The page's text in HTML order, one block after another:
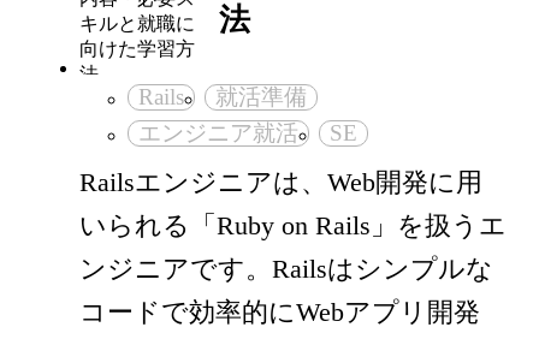
法
Rails
就活準備
エンジニア就活
SE
Railsエンジニアは、Web開発に用
いられる「Ruby on Rails」を扱うエ
ンジニアです。Railsはシンプルな
コードで効率的にWebアプリ開発